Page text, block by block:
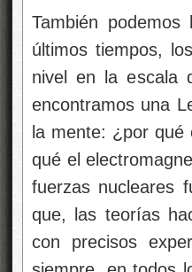
También
últimos tiempos,
nivel en la escala
encontramos una
la mente: ¿por
qué el
fuerzas nucleares
que, las teorías
con precisos